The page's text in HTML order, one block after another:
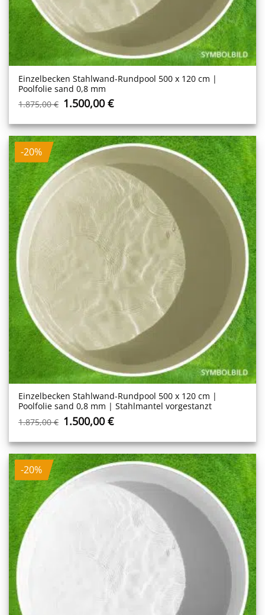
Einzelbecken Stahl­wand-Rundpool 500 x 120 cm |
Poolfolie sand 0,8 mm
1.875,00€ Ursprünglicher
war:
1.875,00 €
1.500,00€Aktueller
ist:
1.500,00 €.
-20%
Einzelbecken Stahl­wand-Rundpool 500 x 120 cm |
Poolfolie sand 0,8 mm | Stahlmantel vorgestanzt
1.875,00€ Ursprünglicher
war:
1.875,00 €
1.500,00€Aktueller
ist:
1.500,00 €.
-20%